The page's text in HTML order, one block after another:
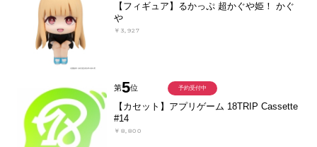
【フィギュア】るかっぷ 超かぐや姫！ かぐ
や
￥3,927
第5位
【カセット】アプリゲーム 18TRIP Cassette
#14
￥8,800
予約受付中